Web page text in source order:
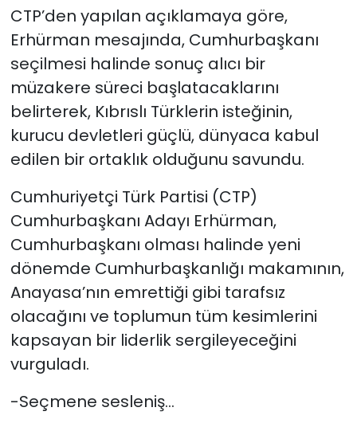
CTP’den yapılan açıklamaya göre,
Erhürman mesajında, Cumhurbaşkanı
seçilmesi halinde sonuç alıcı bir
müzakere süreci başlatacaklarını
belirterek, Kıbrıslı Türklerin isteğinin,
kurucu devletleri güçlü, dünyaca kabul
edilen bir ortaklık olduğunu savundu.
Cumhuriyetçi Türk Partisi (CTP)
Cumhurbaşkanı Adayı Erhürman,
Cumhurbaşkanı olması halinde yeni
dönemde Cumhurbaşkanlığı makamının,
Anayasa’nın emrettiği gibi tarafsız
olacağını ve toplumun tüm kesimlerini
kapsayan bir liderlik sergileyeceğini
vurguladı.
-Seçmene sesleniş…
YAŞAM
Yazarlar